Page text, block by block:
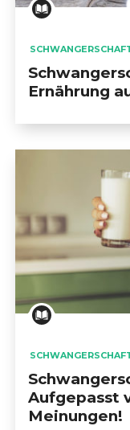
Ernährung
Aufgepasst
Meinungen!